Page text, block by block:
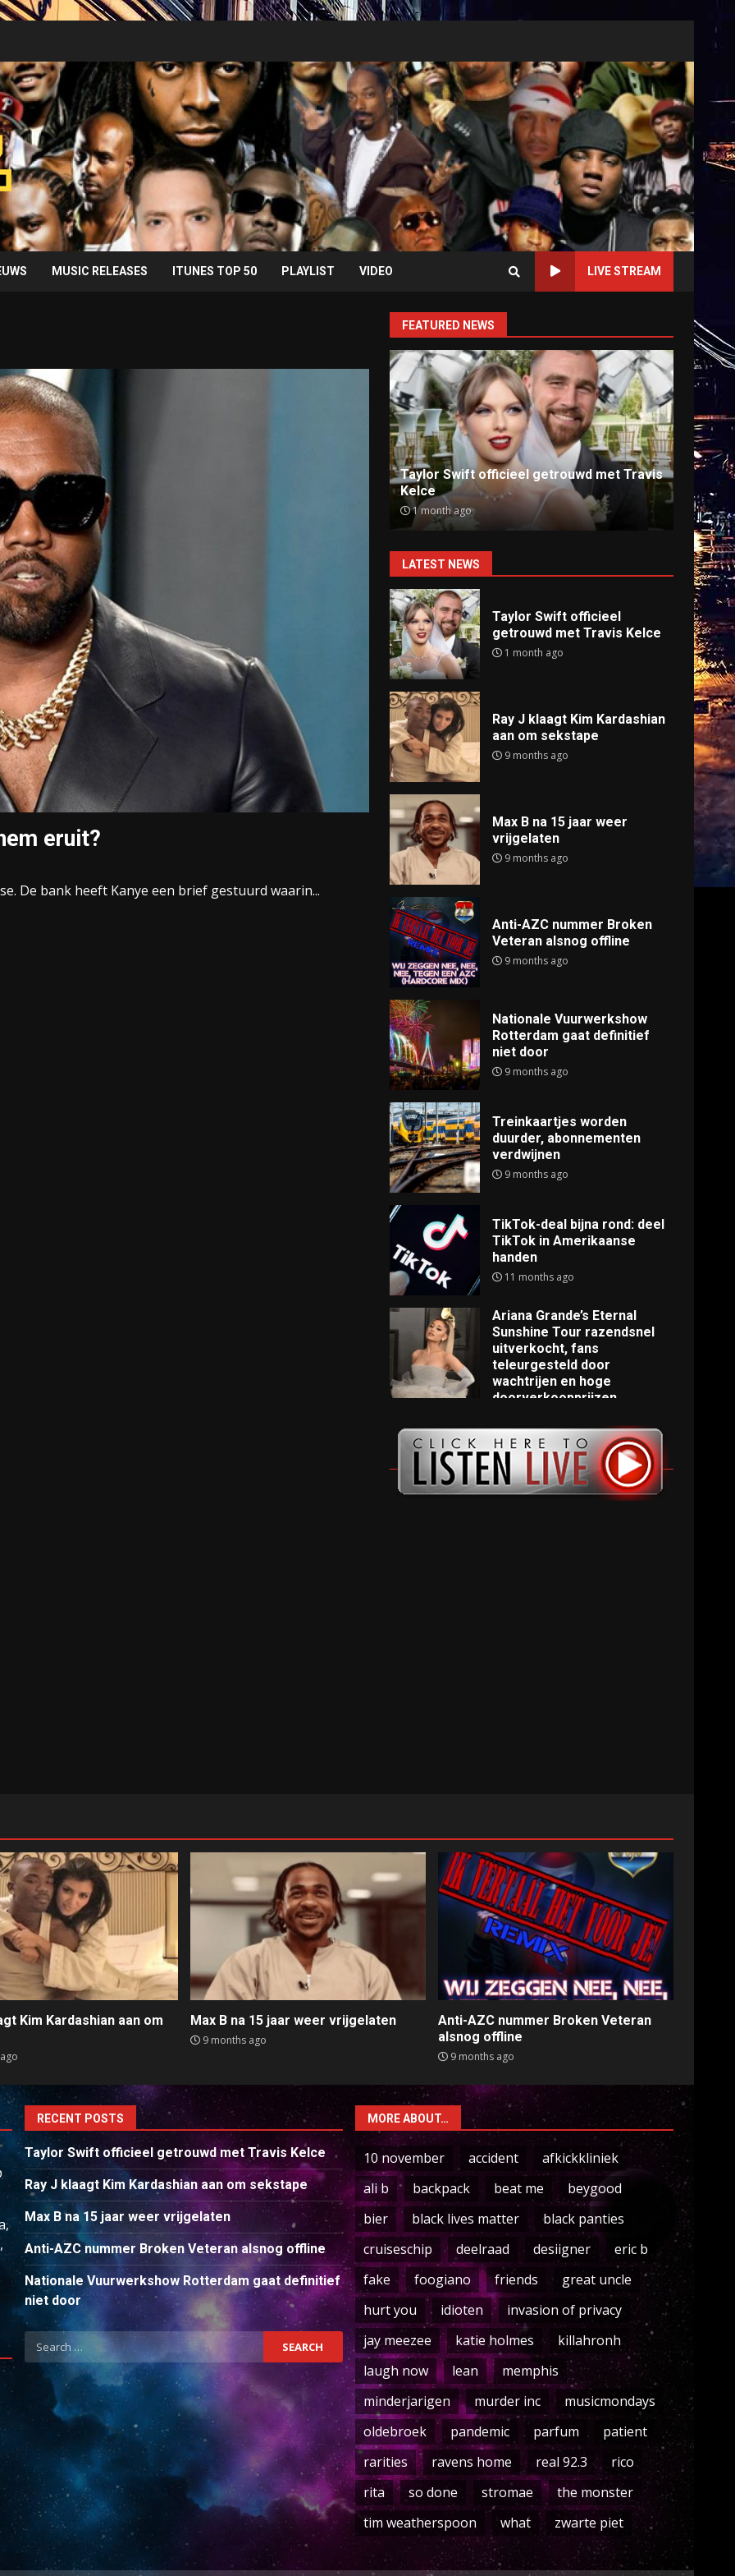
MUSIC RELEASES ITUNES TOP 50 PLAYLIST VIDEO LIVE STREAM
eruit?
De bank heeft Kanye een brief gestuurd waarin...
FEATURED NEWS
Taylor Swift officieel getrouwd met Travis
Kelce
1 month ago
Ray J klaagt Kim Kardashian aan om
sekstape
9 months ago
Anti-
9
LATEST NEWS
Taylor Swift officieel
getrouwd met Travis Kelce
1 month ago
Ray J klaagt Kim Kardashian
aan om sekstape
9 months ago
Max B na 15 jaar weer
vrijgelaten
9 months ago
Anti-AZC nummer Broken
Veteran alsnog offline
9 months ago
Nationale Vuurwerkshow
Rotterdam gaat definitief
niet door
9 months ago
Treinkaartjes worden
duurder, abonnementen
verdwijnen
9 months ago
TikTok-deal bijna rond: deel
TikTok in Amerikaanse
handen
11 months ago
Ariana Grande’s Eternal
Sunshine Tour razendsnel
uitverkocht, fans
teleurgesteld door
wachtrijen en hoge
doorverkoopprijzen
Kim Kardashian aan om
Max B na 15 jaar weer vrijgelaten
9 months ago
Anti-AZC nummer Broken Veteran
alsnog offline
9 months ago
RECENT POSTS
Taylor Swift officieel getrouwd met Travis Kelce
Ray J klaagt Kim Kardashian aan om sekstape
Max B na 15 jaar weer vrijgelaten
Anti-AZC nummer Broken Veteran alsnog offline
Nationale Vuurwerkshow Rotterdam gaat definitief
niet door
Search
for:
MORE ABOUT…
10 november accident
afkickkliniek
ali b
backpack beat me
beygood
bier
black lives matter
black panties
cruiseschip
deelraad desiigner
eric b
fake
foogiano friends
great uncle
hurt you
idioten
invasion of privacy
jay meezee
katie holmes
killahronh
laugh now
lean
memphis
minderjarigen
murder inc
musicmondays
oldebroek
pandemic parfum
patient
rarities
ravens home real 92.3
rico
rita
so done stromae
the monster
tim weatherspoon
what zwarte piet